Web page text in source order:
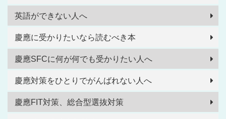
英語ができない人へ
慶應に受かりたいなら読むべき本
慶應SFCに何が何でも受かりたい人へ
慶應対策をひとりでがんばれない人へ
慶應FIT対策、総合型選抜対策